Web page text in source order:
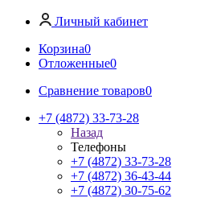
Личный кабинет
Корзина0
Отложенные0
Сравнение товаров0
+7 (4872) 33-73-28
Назад
Телефоны
+7 (4872) 33-73-28
+7 (4872) 36-43-44
+7 (4872) 30-75-62